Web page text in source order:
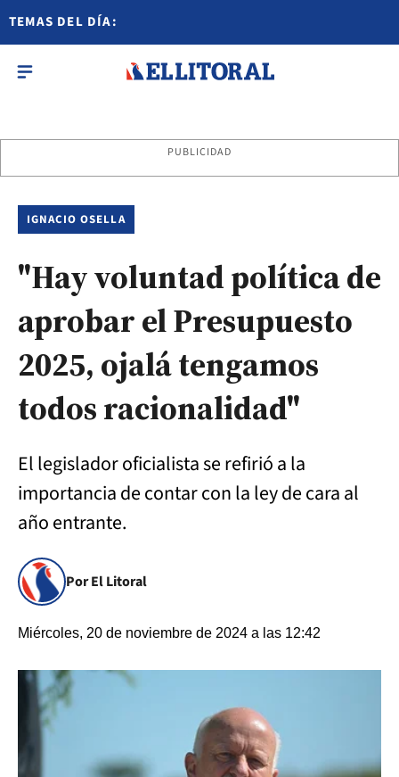
TEMAS DEL DÍA:
PUBLICIDAD
IGNACIO OSELLA
"Hay voluntad política de
aprobar el Presupuesto
2025, ojalá tengamos
todos racionalidad"
El legislador oficialista se refirió a la
importancia de contar con la ley de cara al
año entrante.
Por El Litoral
Miércoles, 20 de noviembre de 2024 a las 12:42